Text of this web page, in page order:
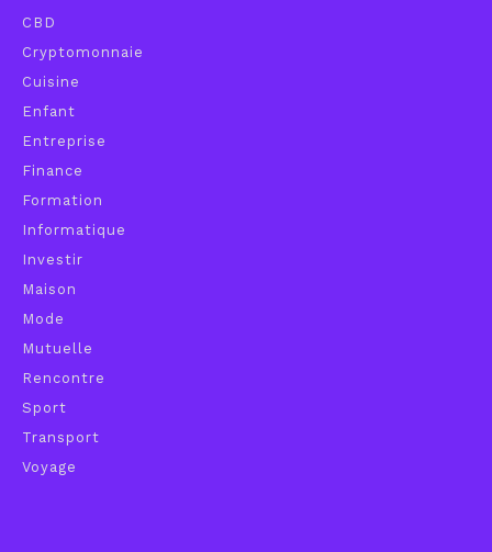
CBD
Cryptomonnaie
Cuisine
Enfant
Entreprise
Finance
Formation
Informatique
Investir
Maison
Mode
Mutuelle
Rencontre
Sport
Transport
Voyage